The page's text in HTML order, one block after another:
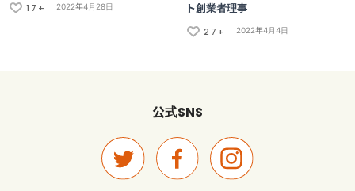
17+
2022年4月28日
ト創業者理事
27+
2022年4月4日
公式SNS